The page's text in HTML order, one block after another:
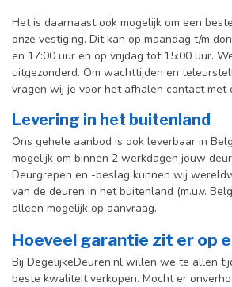
Het is daarnaast ook mogelijk om een
onze vestiging. Dit kan op maandag t/m
en 17:00 uur en op vrijdag tot 15:00 uur.
uitgezonderd. Om wachttijden en
vragen wij je voor het afhalen contact met
Levering in het buitenland
Ons gehele aanbod is ook leverbaar in
mogelijk om binnen 2 werkdagen jouw
Deurgrepen en -beslag kunnen wij
van de deuren in het buitenland (m.u.v.
alleen mogelijk op aanvraag.
Hoeveel garantie zit er op
Bij DegelijkeDeuren.nl willen we te allen
beste kwaliteit verkopen. Mocht er